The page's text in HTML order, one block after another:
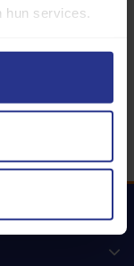
services.
340 gemeenten